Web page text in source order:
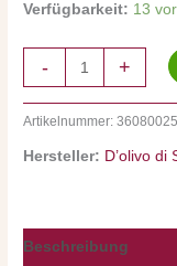
Verfügbarkeit: 13
- +
Artikelnummer:36080025
Hersteller: D’olivo di
Beschreibung